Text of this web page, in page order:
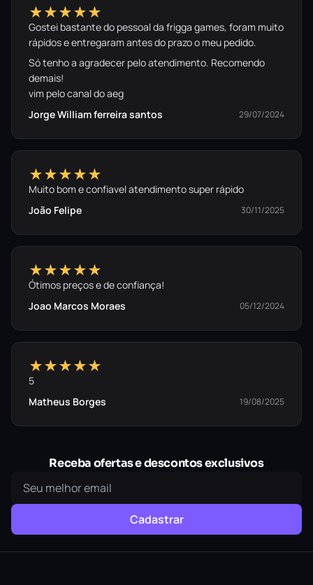
★★★★★
Gostei bastante do pessoal da frigga games, foram muito
rápidos e entregaram antes do prazo o meu pedido.
Só tenho a agradecer pelo atendimento. Recomendo
demais!
vim pelo canal do aeg
Jorge William ferreira santos
29/07/2024
★★★★★
Muito bom e confiavel atendimento super rápido
João Felipe
30/11/2025
★★★★★
Ótimos preços e de confiança!
Joao Marcos Moraes
05/12/2024
★★★★★
5
Matheus Borges
19/08/2025
Receba ofertas e descontos exclusivos
Cadastrar